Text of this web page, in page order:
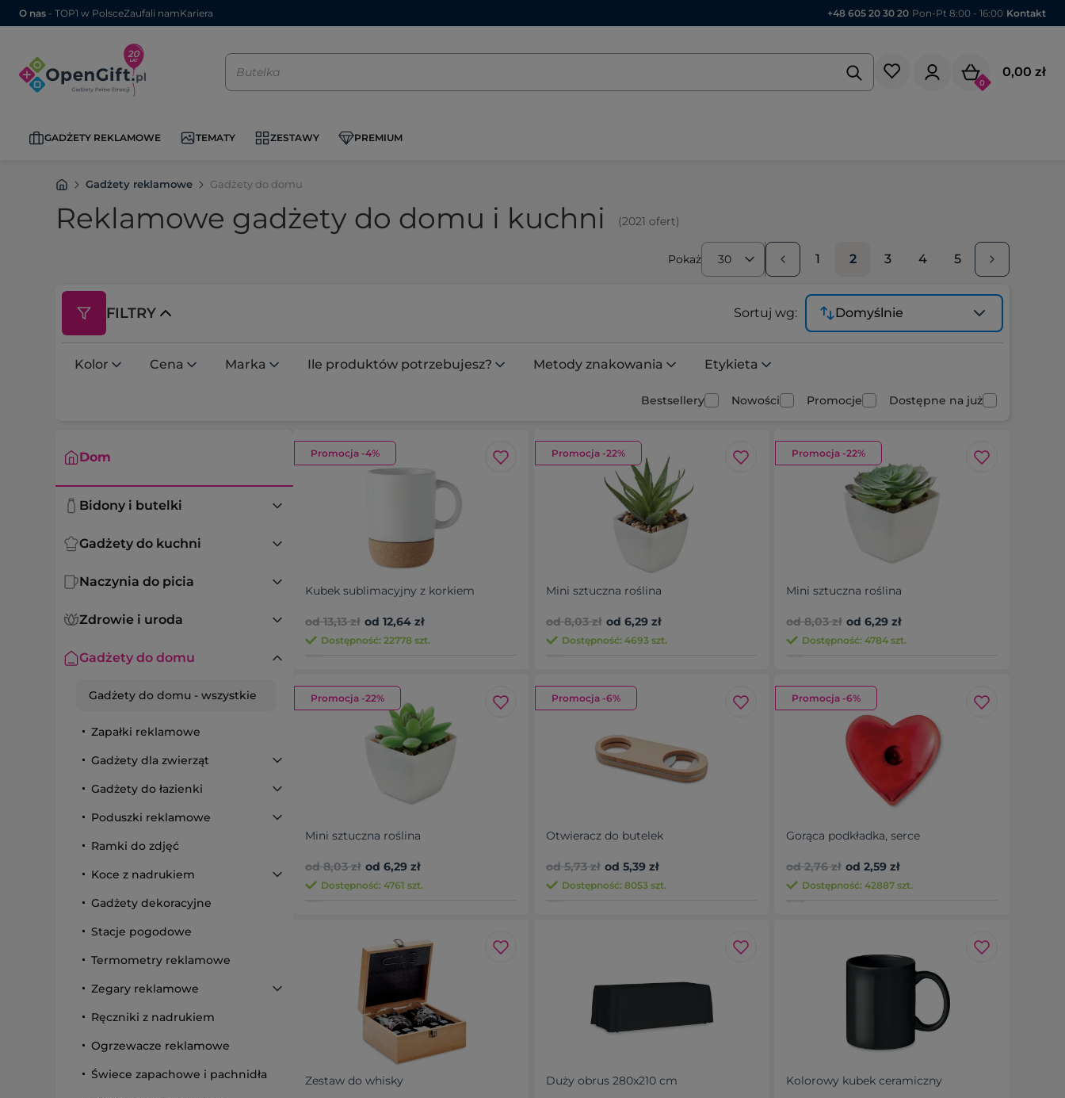
O nas - TOP1 w PolsceZaufali namKariera +48 605 20 30 20 Pon-Pt 8:00 - 16:00 Kontakt
0
0,00 zł
GADŻETY REKLAMOWE TEMATY ZESTAWY PREMIUM
Gadżety reklamowe Gadżety do domu
Reklamowe gadżety do domu i kuchni (2021 ofert)
Pokaż 30 1 2 3 4 5
FILTRY Sortuj wg: Domyślnie
Kolor Cena Marka Ile produktów potrzebujesz? Metody znakowania Etykieta
Bestsellery Nowości Promocje Dostępne na już
Dom
Bidony i butelki
Gadżety do kuchni
Naczynia do picia
Zdrowie i uroda
Gadżety do domu
Gadżety do domu - wszystkie
Zapałki reklamowe
Gadżety dla zwierząt
Gadżety do łazienki
Poduszki reklamowe
Ramki do zdjęć
Koce z nadrukiem
Gadżety dekoracyjne
Stacje pogodowe
Termometry reklamowe
Zegary reklamowe
Ręczniki z nadrukiem
Ogrzewacze reklamowe
Świece zapachowe i pachnidła
Promocja -4%
Kubek sublimacyjny z korkiem
od 13,13 zł od 12,64 zł
Dostępność: 22778 szt.
Promocja -22%
Mini sztuczna roślina
od 8,03 zł od 6,29 zł
Dostępność: 4693 szt.
Promocja -22%
Mini sztuczna roślina
od 8,03 zł od 6,29 zł
Dostępność: 4784 szt.
Promocja -22%
Mini sztuczna roślina
od 8,03 zł od 6,29 zł
Dostępność: 4761 szt.
Promocja -6%
Otwieracz do butelek
od 5,73 zł od 5,39 zł
Dostępność: 8053 szt.
Promocja -6%
Gorąca podkładka, serce
od 2,76 zł od 2,59 zł
Dostępność: 42887 szt.
Zestaw do whisky Duży obrus 280x210 cm Kolorowy kubek ceramiczny